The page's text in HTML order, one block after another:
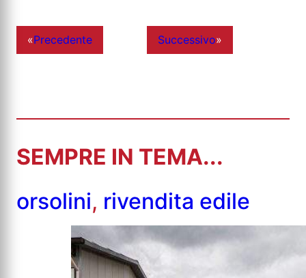
«Precedente Successivo»
SEMPRE IN TEMA...
orsolini, rivendita edile